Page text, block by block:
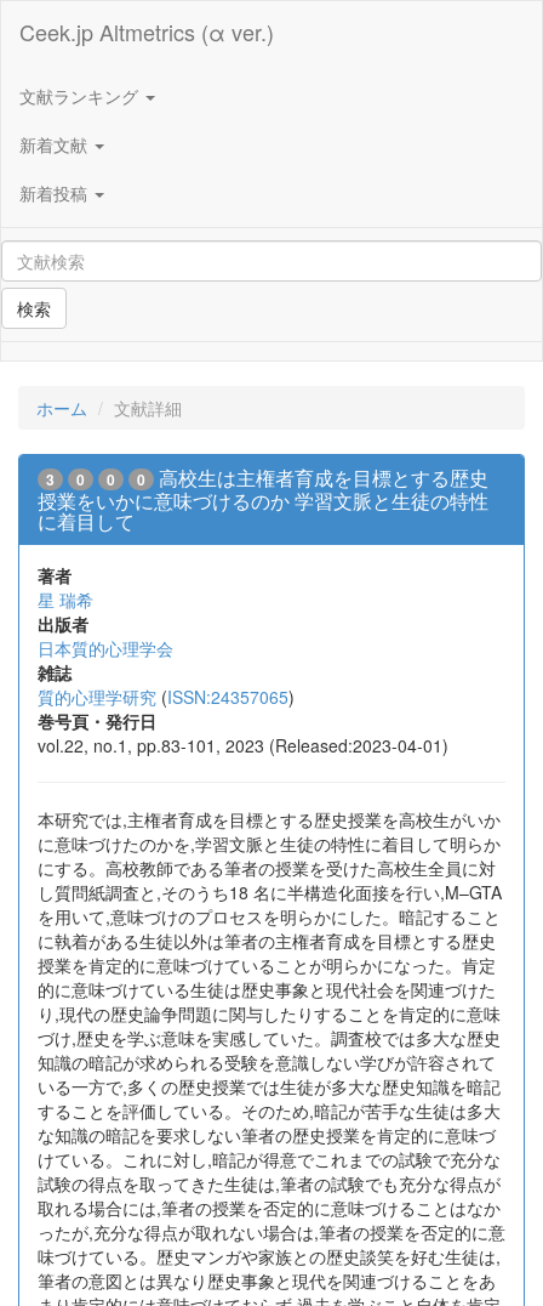
Ceek.jp Altmetrics (α ver.)
文献ランキング
新着文献
新着投稿
検索
ホーム 文献詳細
3 0 0 0
高校生は主権者育成を目標とする歴史
授業をいかに意味づけるのか 学習文脈と生徒の特性
に着目して
著者
星 瑞希
出版者
日本質的心理学会
雑誌
質的心理学研究 (ISSN:24357065)
巻号頁・発行日
vol.22, no.1, pp.83-101, 2023 (Released:2023-04-01)
本研究では,主権者育成を目標とする歴史授業を高校生がいか
に意味づけたのかを,学習文脈と生徒の特性に着目して明らか
にする。高校教師である筆者の授業を受けた高校生全員に対
し質問紙調査と,そのうち18 名に半構造化面接を行い,M–GTA
を用いて,意味づけのプロセスを明らかにした。暗記すること
に執着がある生徒以外は筆者の主権者育成を目標とする歴史
授業を肯定的に意味づけていることが明らかになった。肯定
的に意味づけている生徒は歴史事象と現代社会を関連づけた
り,現代の歴史論争問題に関与したりすることを肯定的に意味
づけ,歴史を学ぶ意味を実感していた。調査校では多大な歴史
知識の暗記が求められる受験を意識しない学びが許容されて
いる一方で,多くの歴史授業では生徒が多大な歴史知識を暗記
することを評価している。そのため,暗記が苦手な生徒は多大
な知識の暗記を要求しない筆者の歴史授業を肯定的に意味づ
けている。これに対し,暗記が得意でこれまでの試験で充分な
試験の得点を取ってきた生徒は,筆者の試験でも充分な得点が
取れる場合には,筆者の授業を否定的に意味づけることはなか
ったが,充分な得点が取れない場合は,筆者の授業を否定的に意
味づけている。歴史マンガや家族との歴史談笑を好む生徒は,
筆者の意図とは異なり歴史事象と現代を関連づけることをあ